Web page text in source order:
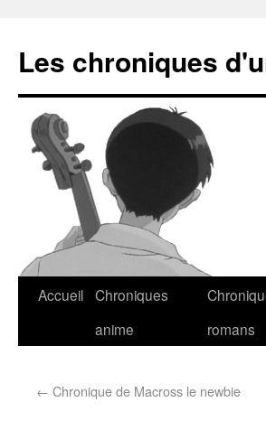
Les chroniques
Accueil Chroniques
anime
romans
← Chronique de Macross le newbie